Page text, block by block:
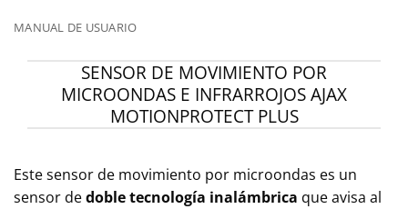
MANUAL DE USUARIO
SENSOR DE MOVIMIENTO POR
MICROONDAS E INFRARROJOS AJAX
MOTIONPROTECT PLUS
Este sensor de movimiento por microondas es un
sensor dedoble tecnología inalámbrica que avisa al